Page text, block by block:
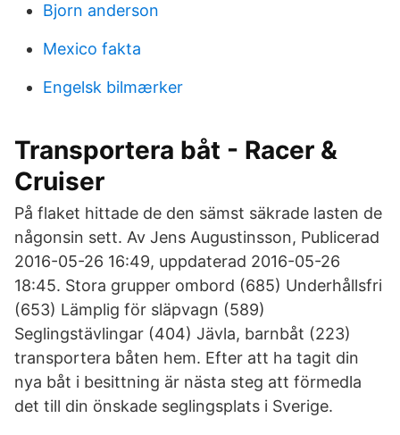
Bjorn anderson
Mexico fakta
Engelsk bilmærker
Transportera båt - Racer &
Cruiser
På flaket hittade de den sämst säkrade lasten de
någonsin sett. Av Jens Augustinsson, Publicerad
2016-05-26 16:49, uppdaterad 2016-05-26
18:45. Stora grupper ombord (685) Underhållsfri
(653) Lämplig för släpvagn (589)
Seglingstävlingar (404) Jävla, barnbåt (223)
transportera båten hem. Efter att ha tagit din
nya båt i besittning är nästa steg att förmedla
det till din önskade seglingsplats i Sverige.